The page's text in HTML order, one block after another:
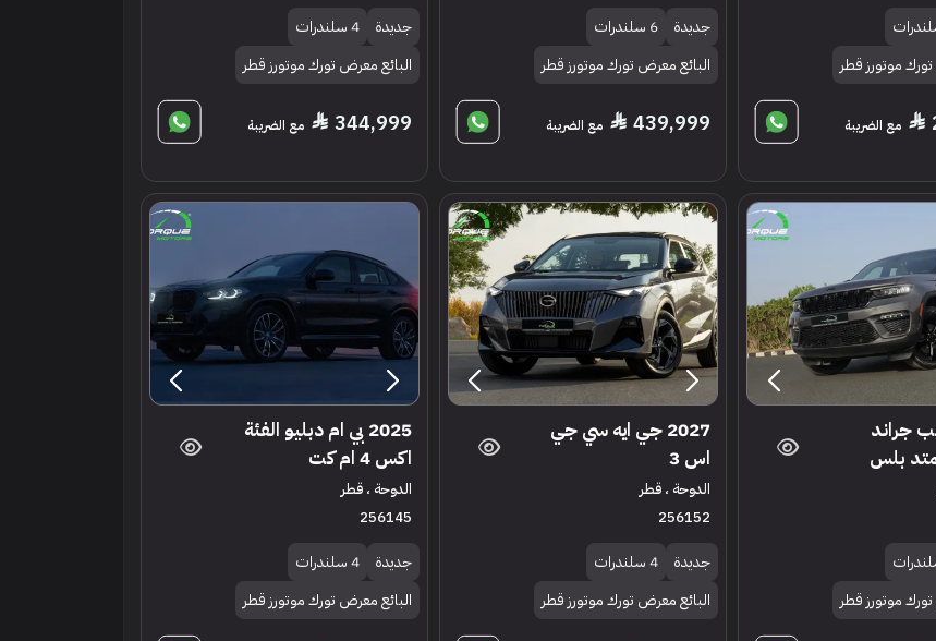
موتورز قطر
مع الضريبة
جديدة
6 سلندرات
البائع معرض تورك موتورز قطر
439,999 مع الضريبة
جديدة
4 سلندرات
البائع معرض تورك موتورز قطر
344,999 مع الضريبة
جراند
بلس
موتورز قطر
2027 جي ايه سي جي
اس 3
الدوحة ، قطر
256152
جديدة
4 سلندرات
البائع معرض تورك موتورز قطر
2025 بي ام دبليو الفئة
اكس 4 ام كت
الدوحة ، قطر
256145
جديدة
4 سلندرات
البائع معرض تورك موتورز قطر